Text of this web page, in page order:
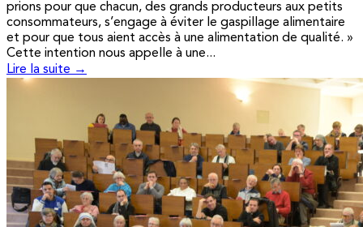
prions pour que chacun, des grands producteurs aux petits
consommateurs, s’engage à éviter le gaspillage alimentaire
et pour que tous aient accès à une alimentation de qualité. »
Cette intention nous appelle à une...
Lire la suite →